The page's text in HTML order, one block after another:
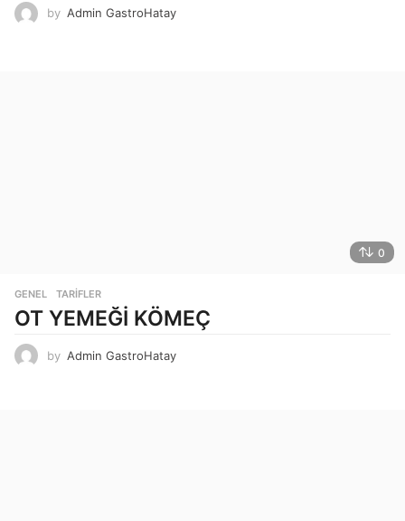
by Admin GastroHatay
0
GENEL ,TARIFLER
OT YEMEĞİ KÖMEÇ
by Admin GastroHatay